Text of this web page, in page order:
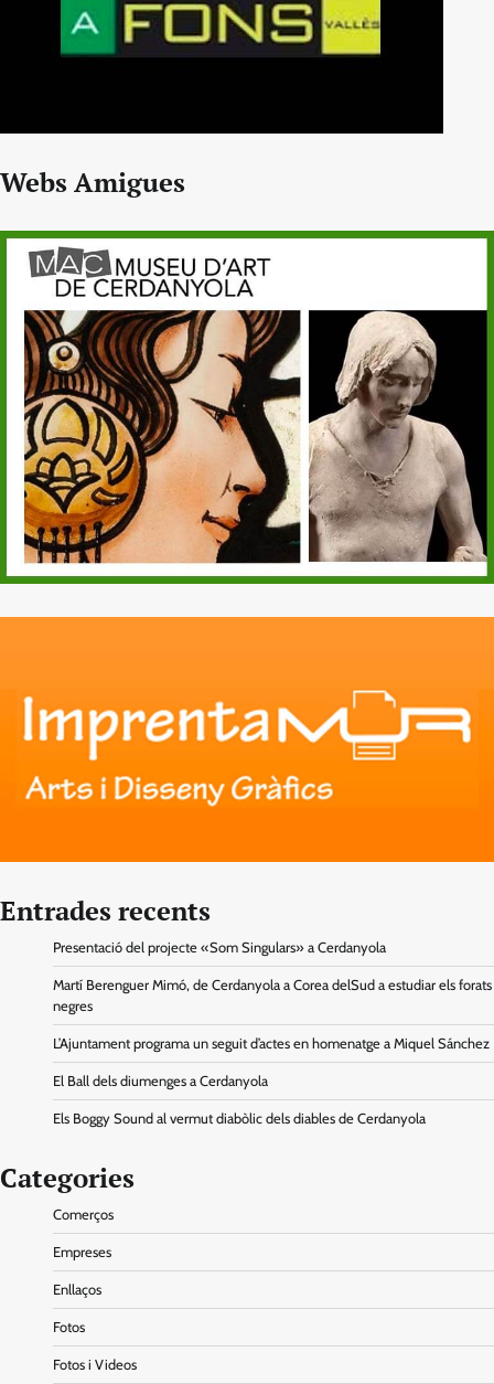
Webs Amigues
Entrades recents
Presentació del projecte «Som Singulars» a Cerdanyola
Martí Berenguer Mimó, de Cerdanyola a Corea delSud a estudiar els forats
negres
L’Ajuntament programa un seguit d’actes en homenatge a Miquel Sánchez
El Ball dels diumenges a Cerdanyola
Els Boggy Sound al vermut diabòlic dels diables de Cerdanyola
Categories
Comerços
Empreses
Enllaços
Fotos
Fotos i Videos